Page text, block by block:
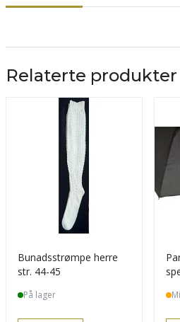
Relaterte produkter
Bunadsstrømpe herre
str. 44-45
På lager